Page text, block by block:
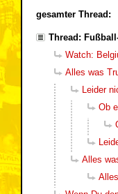
gesamter Thread:
Thread:
Watch:
Alles was
Leider
Ob
Alles